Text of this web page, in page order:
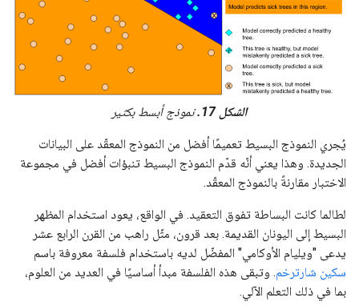
الشكل 17. نموذج أبسط بكثير
يُجري النموذج البسيط تعميمًا أفضل من النموذج المعقّد على البيانات
الجديدة. وهذا يعني أنّه قدّم النموذج البسيط تنبؤات أفضل في مجموعة
الاختبار مقارنةً بالنموذج المعقّد.
لطالما كانت البساطة تفوق التعقيد. في الواقع، يعود استخدام المظهر
البسيط إلى اليونان القديمة. بعد قرون، مثّل راهب من القرن الرابع عشر
يدعى "ويليام الأوكامي" المفضّل لديه باستخدام فلسفة معروفة باسم
سكين شارترخم. وتبقى هذه الفلسفة مبدأ أساسيًا في العديد من العلوم،
بما في ذلك التعلم الآلي.